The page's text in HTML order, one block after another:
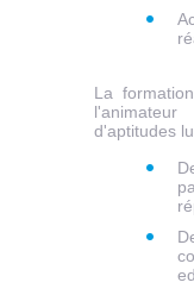
La
d'aptitudes
D
D